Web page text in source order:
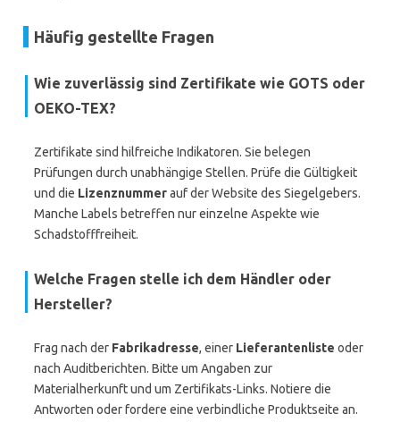
Häufig gestellte Fragen
Wie zuverlässig sind Zertifikate wie GOTS oder
OEKO-TEX?
Zertifikate sind hilfreiche Indikatoren. Sie belegen
Prüfungen durch unabhängige Stellen. Prüfe die Gültigkeit
und die Lizenznummerauf der Website des Siegelgebers.
Manche Labels betreffen nur einzelne Aspekte wie
Schadstofffreiheit.
Welche Fragen stelle ich dem Händler oder
Hersteller?
Frag nach der Fabrikadresse, einer Lieferantenliste oder
nach Auditberichten. Bitte um Angaben zur
Materialherkunft und um Zertifikats-Links. Notiere die
Antworten oder fordere eine verbindliche Produktseite an.